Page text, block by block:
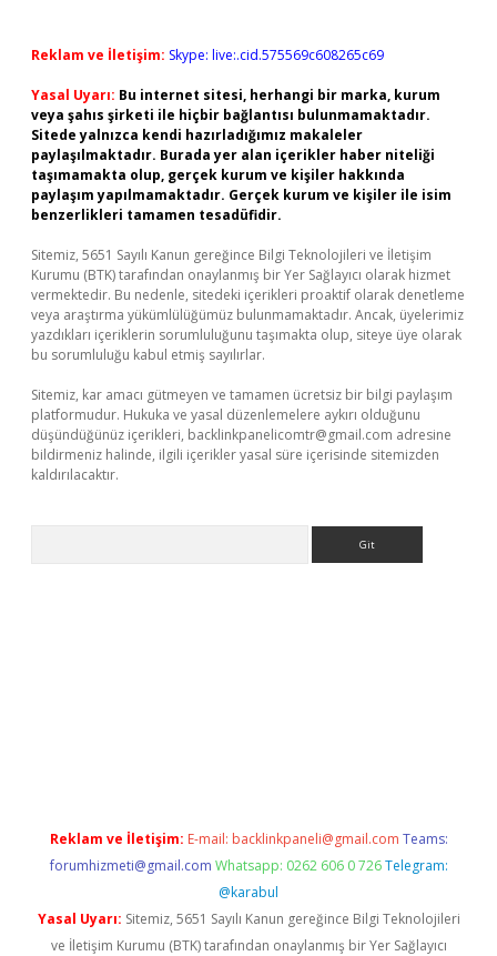
Reklam ve İletişim: Skype: live:.cid.575569c608265c69
Yasal Uyarı: Bu internet sitesi, herhangi bir marka, kurum
veya şahıs şirketi ile hiçbir bağlantısı bulunmamaktadır.
Sitede yalnızca kendi hazırladığımız makaleler
paylaşılmaktadır. Burada yer alan içerikler haber niteliği
taşımamakta olup, gerçek kurum ve kişiler hakkında
paylaşım yapılmamaktadır. Gerçek kurum ve kişiler ile isim
benzerlikleri tamamen tesadüfidir.
Sitemiz, 5651 Sayılı Kanun gereğince Bilgi Teknolojileri ve İletişim
Kurumu (BTK) tarafından onaylanmış bir Yer Sağlayıcı olarak hizmet
vermektedir. Bu nedenle, sitedeki içerikleri proaktif olarak denetleme
veya araştırma yükümlülüğümüz bulunmamaktadır. Ancak, üyelerimiz
yazdıkları içeriklerin sorumluluğunu taşımakta olup, siteye üye olarak
bu sorumluluğu kabul etmiş sayılırlar.
Sitemiz, kar amacı gütmeyen ve tamamen ücretsiz bir bilgi paylaşım
platformudur. Hukuka ve yasal düzenlemelere aykırı olduğunu
düşündüğünüz içerikleri, backlinkpanelicomtr@gmail.com adresine
bildirmeniz halinde, ilgili içerikler yasal süre içerisinde sitemizden
kaldırılacaktır.
Reklam ve İletişim: E-mail: backlinkpaneli@gmail.com Teams:
forumhizmeti@gmail.com Whatsapp: 0262 606 0 726 Telegram:
@karabul
Yasal Uyarı: Sitemiz, 5651 Sayılı Kanun gereğince Bilgi Teknolojileri
ve İletişim Kurumu (BTK) tarafından onaylanmış bir Yer Sağlayıcı